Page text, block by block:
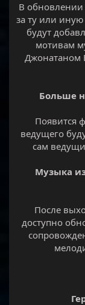
В
за ту или иную
будут
мотивам
Джонатаном
Больше
Появится
ведущего
сам
Музыка
После
доступно